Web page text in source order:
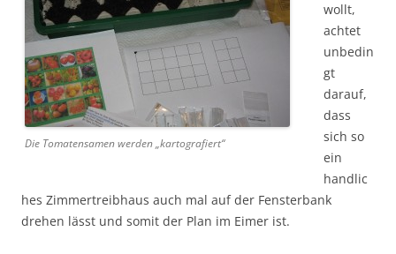
Die Tomatensamen werden „kartografiert“
wollt,
achtet
unbedin
gt
darauf,
dass
sich so
ein
handlic
hes Zimmertreibhaus auch mal auf der Fensterbank
drehen lässt und somit der Plan im Eimer ist.